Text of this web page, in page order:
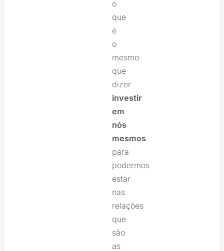
o
que
é
o
mesmo
que
dizer
investir
em
nós
mesmos
para
podermos
estar
nas
relações
que
são
as